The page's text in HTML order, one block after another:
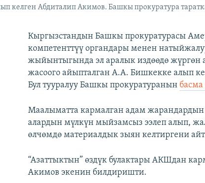
келген Абдиталип Акимов. Башкы прокуратура
Кыргызстандын Башкы прокуратурасы
компетенттүү органдары менен
жыйынтыгында эл аралык издөөдө жүргөн
жасоого айыпталган А.А. Бишкекке алып
Бул тууралуу Башкы прокуратуранын
Маалыматта кармалган адам
алардын мүлкүн мыйзамсыз ээлеп алып,
өлчөмдө материалдык зыян келтиргени
“Азаттыктын” өздүк булактары АКШдан
Акимов экенин билдиришти.